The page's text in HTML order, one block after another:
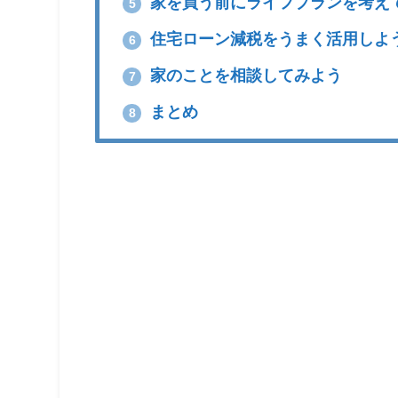
5
6 住宅ローン減税をうまく活用しよ
7 家のことを相談してみよう
8 まとめ